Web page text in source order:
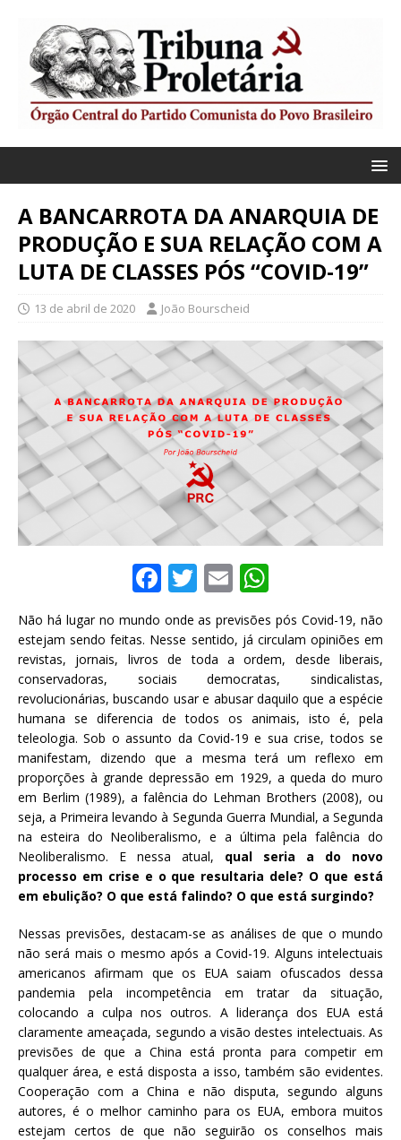
A BANCARROTA DA ANARQUIA DE
PRODUÇÃO E SUA RELAÇÃO COM A
LUTA DE CLASSES PÓS “COVID-19”
13 de abril de 2020 João Bourscheid
F
c
e
b
o
o
k
T
it
te
r
E
m
ai
l
h
at
s
A
p
p
Não há lugar no mundo onde as previsões pós Covid-19, não
estejam sendo feitas. Nesse sentido, já circulam opiniões em
revistas, jornais, livros de toda a ordem, desde liberais,
conservadoras, sociais democratas, sindicalistas,
revolucionárias, buscando usar e abusar daquilo que a espécie
humana se diferencia de todos os animais, isto é, pela
teleologia. Sob o assunto da Covid-19 e sua crise, todos se
manifestam, dizendo que a mesma terá um reflexo em
proporções à grande depressão em 1929, a queda do muro
em Berlim (1989), a falência do Lehman Brothers (2008), ou
seja, a Primeira levando à Segunda Guerra Mundial, a Segunda
na esteira do Neoliberalismo, e a última pela falência do
Neoliberalismo. E nessa atual, qual seria a do novo
processo em crise e o que resultaria dele? O que está
em ebulição? O que está falindo? O que está surgindo?
Nessas previsões, destacam-se as análises de que o mundo
não será mais o mesmo após a Covid-19. Alguns intelectuais
americanos afirmam que os EUA saiam ofuscados dessa
pandemia pela incompetência em tratar da situação,
colocando a culpa nos outros. A liderança dos EUA está
claramente ameaçada, segundo a visão destes intelectuais. As
previsões de que a China está pronta para competir em
qualquer área, e está disposta a isso, também são evidentes.
Cooperação com a China e não disputa, segundo alguns
autores, é o melhor caminho para os EUA, embora muitos
estejam certos de que não seguirão os conselhos mais